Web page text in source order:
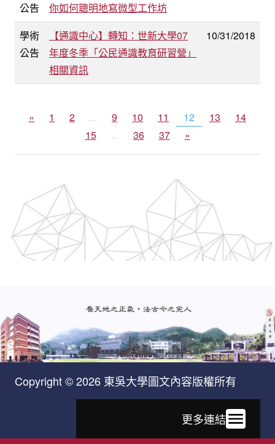
公告
你如何聰明地寫微型工作坊
學術
公告
【通識中心】轉知：世新大學07
年度冬季「公民通識教育研習營」
相關資訊
10/31/2018
« 1 2 ... 9 10 11 12 13
14
15
... 36 37 »
Copyright © 2026 東吳大學圖文內容版權所有
更多連結